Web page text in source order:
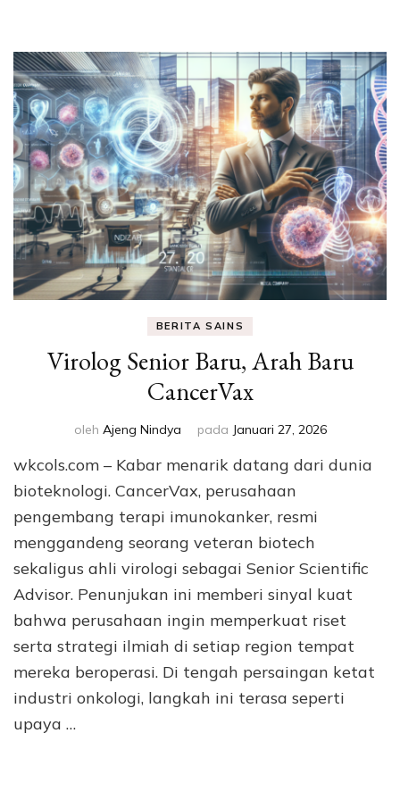
Eksperimen &
Fakta Sains
BERITA SAINS
Virolog Senior Baru, Arah Baru
CancerVax
oleh Ajeng Nindya pada Januari 27, 2026
wkcols.com – Kabar menarik datang dari dunia
bioteknologi. CancerVax, perusahaan
pengembang terapi imunokanker, resmi
menggandeng seorang veteran biotech
sekaligus ahli virologi sebagai Senior Scientific
Advisor. Penunjukan ini memberi sinyal kuat
bahwa perusahaan ingin memperkuat riset
serta strategi ilmiah di setiap region tempat
mereka beroperasi. Di tengah persaingan ketat
industri onkologi, langkah ini terasa seperti
upaya …